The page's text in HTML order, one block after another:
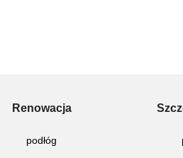
Renowacja
podłóg